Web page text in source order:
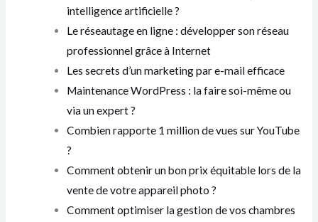
intelligence artificielle ?
Le réseautage en ligne : développer son réseau
professionnel grâce à Internet
Les secrets d’un marketing par e-mail efficace
Maintenance WordPress : la faire soi-même ou
via un expert ?
Combien rapporte 1 million de vues sur YouTube
?
Comment obtenir un bon prix équitable lors de la
vente de votre appareil photo ?
Comment optimiser la gestion de vos chambres